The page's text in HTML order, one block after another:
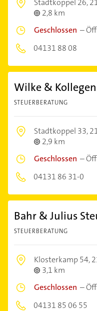
Stadtkoppel 26,
2,8 km
Geschlossen –
04131 88 08
Wilke &
STEUERBERATUNG
Stadtkoppel 33,
2,9 km
Geschlossen –
04131 86 31-0
Bahr & Julius
STEUERBERATUNG
Klosterkamp 54,
3,1 km
Geschlossen –
04131 85 06 55